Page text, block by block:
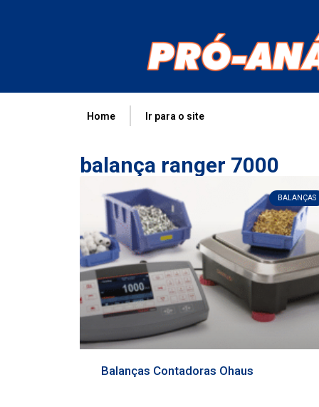
Home Ir para o site
balança ranger 7000
BALANÇAS
Balanças Contadoras Ohaus